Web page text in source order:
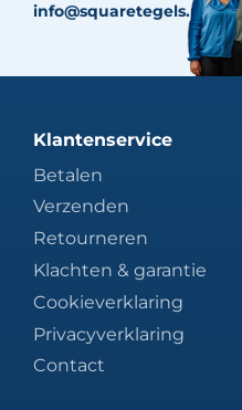
info@squaretegels.nl
Klantenservice
Betalen
Verzenden
Retourneren
Klachten & garantie
Cookieverklaring
Privacyverklaring
Contact